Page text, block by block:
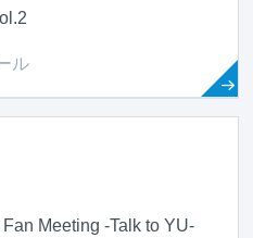
ル
Meeting -Talk to YU-